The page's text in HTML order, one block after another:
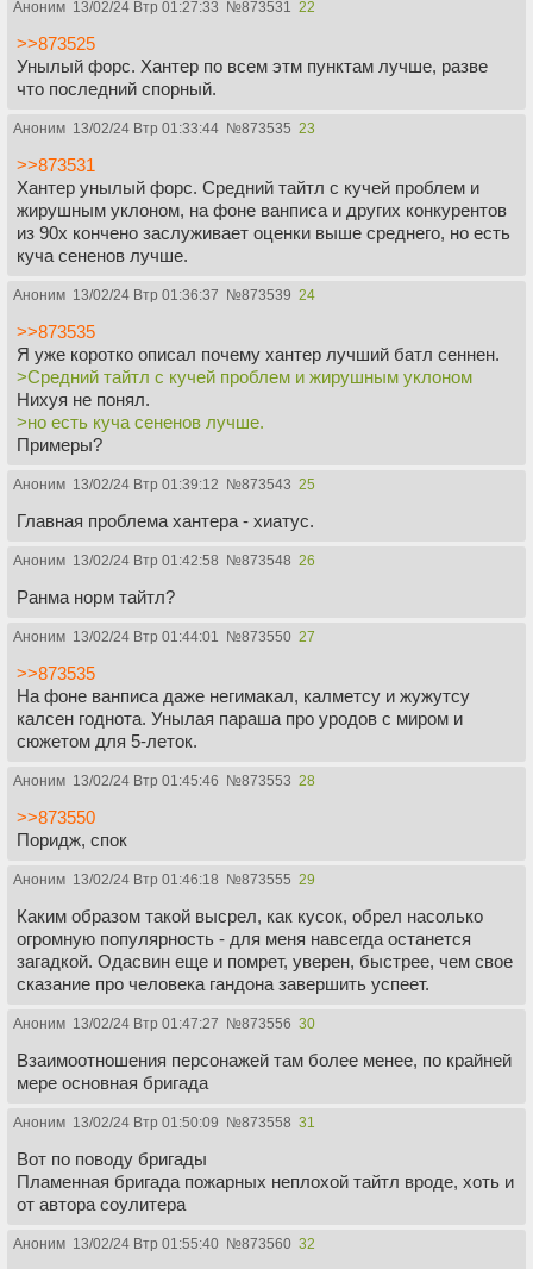
Аноним 13/02/24 Втр 01:27:33 №873531 22
>>873525
Унылый форс. Хантер по всем этм пунктам лучше, разве
что последний спорный.
Аноним 13/02/24 Втр 01:33:44 №873535 23
>>873531
Хантер унылый форс. Средний тайтл с кучей проблем и
жирушным уклоном, на фоне ванписа и других конкурентов
из 90х кончено заслуживает оценки выше среднего, но есть
куча сененов лучше.
Аноним 13/02/24 Втр 01:36:37 №873539 24
>>873535
Я уже коротко описал почему хантер лучший батл сеннен.
>Средний тайтл с кучей проблем и жирушным уклоном
Нихуя не понял.
>но есть куча сененов лучше.
Примеры?
Аноним 13/02/24 Втр 01:39:12 №873543 25
Главная проблема хантера - хиатус.
Аноним 13/02/24 Втр 01:42:58 №873548 26
Ранма норм тайтл?
Аноним 13/02/24 Втр 01:44:01 №873550 27
>>873535
На фоне ванписа даже негимакал, калметсу и жужутсу
калсен годнота. Унылая параша про уродов с миром и
сюжетом для 5-леток.
Аноним 13/02/24 Втр 01:45:46 №873553 28
>>873550
Поридж, спок
Аноним 13/02/24 Втр 01:46:18 №873555 29
Каким образом такой высрел, как кусок, обрел насолько
огромную популярность - для меня навсегда останется
загадкой. Одасвин еще и помрет, уверен, быстрее, чем свое
сказание про человека гандона завершить успеет.
Аноним 13/02/24 Втр 01:47:27 №873556 30
Взаимоотношения персонажей там более менее, по крайней
мере основная бригада
Аноним 13/02/24 Втр 01:50:09 №873558 31
Вот по поводу бригады
Пламенная бригада пожарных неплохой тайтл вроде, хоть и
от автора соулитера
Аноним 13/02/24 Втр 01:55:40 №873560 32